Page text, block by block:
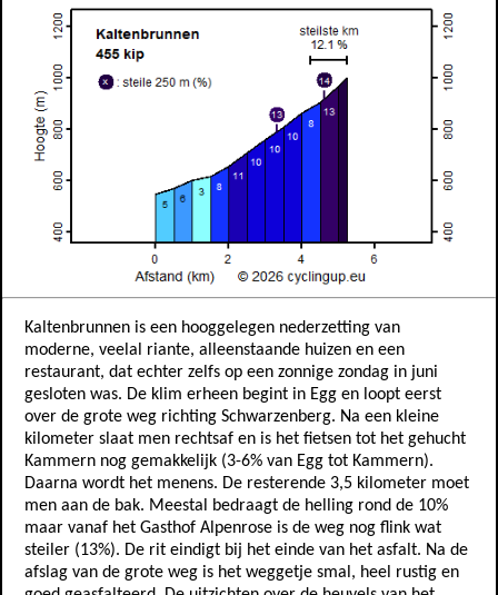
Kaltenbrunnen is een hooggelegen nederzetting van
moderne, veelal riante, alleenstaande huizen en een
restaurant, dat echter zelfs op een zonnige zondag in juni
gesloten was. De klim erheen begint in Egg en loopt eerst
over de grote weg richting Schwarzenberg. Na een kleine
kilometer slaat men rechtsaf en is het fietsen tot het gehucht
Kammern nog gemakkelijk (3-6% van Egg tot Kammern).
Daarna wordt het menens. De resterende 3,5 kilometer moet
men aan de bak. Meestal bedraagt de helling rond de 10%
maar vanaf het Gasthof Alpenrose is de weg nog flink wat
steiler (13%). De rit eindigt bij het einde van het asfalt. Na de
afslag van de grote weg is het weggetje smal, heel rustig en